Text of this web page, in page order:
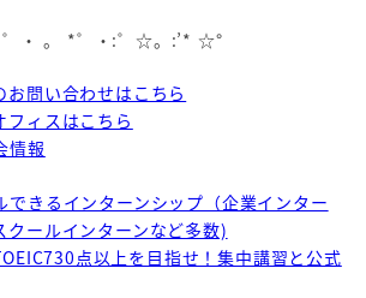
・ 。 *゜・:゜☆。:’* ☆°
お問い合わせはこちら
フィスはこちら
情報
できるインターンシップ（企業インター
クールインターンなど多数)
点以上を目指せ！集中講習と公式